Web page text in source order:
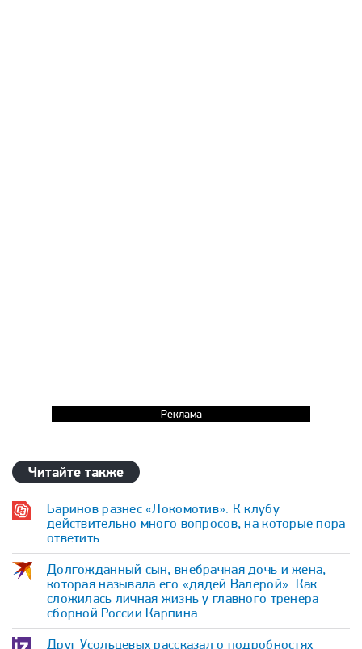
Реклама
Читайте также
Баринов разнес «Локомотив». К клубу
действительно много вопросов, на которые пора
ответить
Долгожданный сын, внебрачная дочь и жена,
которая называла его «дядей Валерой». Как
сложилась личная жизнь у главного тренера
сборной России Карпина
Друг Усольцевых рассказал о подробностях